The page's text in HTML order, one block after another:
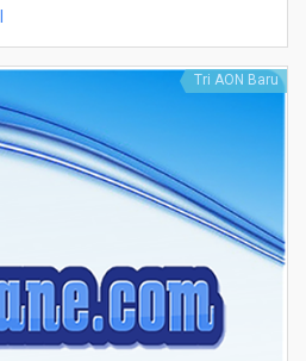
Tri AON Baru